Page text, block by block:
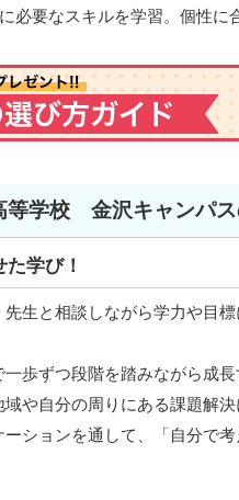
必要なスキルを学習。個性に
等学校 金沢キャンパ
学び！
生と相談しながら学力や目
歩ずつ段階を踏みながら成長
や自分の周りにある課題解
ションを通して、「自分で